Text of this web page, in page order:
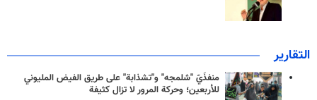
التقارير
منفذَيّ "شلمجه" و"تشذابة" على طريق الفيض المليوني
للأربعين؛ وحركة المرور لا تزال كثيفة